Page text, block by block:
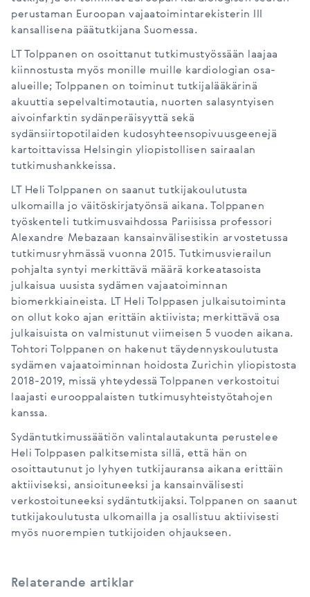
perustaman Euroopan vajaatoimintarekisterin III
kansallisena päätutkijana Suomessa.
LT Tolppanen on osoittanut tutkimustyössään laajaa
kiinnostusta myös monille muille kardiologian osa-
alueille; Tolppanen on toiminut tutkijalääkärinä
akuuttia sepelvaltimotautia, nuorten salasyntyisen
aivoinfarktin sydänperäisyyttä sekä
sydänsiirtopotilaiden kudosyhteensopivuusgeenejä
kartoittavissa Helsingin yliopistollisen sairaalan
tutkimushankkeissa.
LT Heli Tolppanen on saanut tutkijakoulutusta
ulkomailla jo väitöskirjatyönsä aikana. Tolppanen
työskenteli tutkimusvaihdossa Pariisissa professori
Alexandre Mebazaan kansainvälisestikin arvostetussa
tutkimusryhmässä vuonna 2015. Tutkimusvierailun
pohjalta syntyi merkittävä määrä korkeatasoista
julkaisua uusista sydämen vajaatoiminnan
biomerkkiaineista. LT Heli Tolppasen julkaisutoiminta
on ollut koko ajan erittäin aktiivista; merkittävä osa
julkaisuista on valmistunut viimeisen 5 vuoden aikana.
Tohtori Tolppanen on hakenut täydennyskoulutusta
sydämen vajaatoiminnan hoidosta Zurichin yliopistosta
2018-2019, missä yhteydessä Tolppanen verkostoitui
laajasti eurooppalaisten tutkimusyhteistyötahojen
kanssa.
Sydäntutkimussäätiön valintalautakunta perustelee
Heli Tolppasen palkitsemista sillä, että hän on
osoittautunut jo lyhyen tutkijauransa aikana erittäin
aktiiviseksi, ansioituneeksi ja kansainvälisesti
verkostoituneeksi sydäntutkijaksi. Tolppanen on saanut
tutkijakoulutusta ulkomailla ja osallistuu aktiivisesti
myös nuorempien tutkijoiden ohjaukseen.
Relaterande artiklar